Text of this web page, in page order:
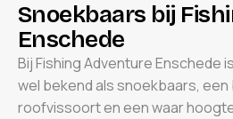
Snoekbaars bij Fishi
Enschede
Bij Fishing Adventure Enschede
wel bekend als snoekbaars,
roofvissoort en een waar